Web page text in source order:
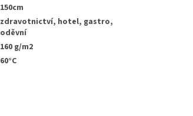
150cm
zdravotnictví, hotel, gastro,
oděvní
160 g/m2
60°C